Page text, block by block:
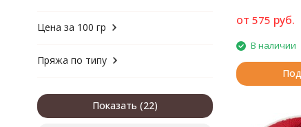
от 575 руб.
В наличии
Цена за 100 гр
Пряжа по типу
Показать